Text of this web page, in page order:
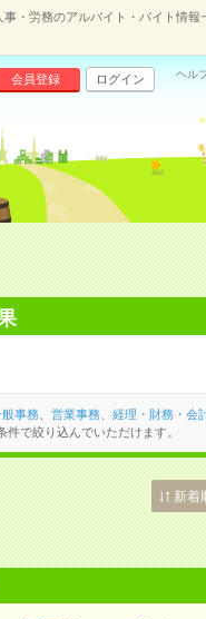
・労務のアルバイト・バイト情報
会員登録 ログイン ヘル
般事務、 営業事務、 経理・財務・会
件で絞り込んでいただけます。
新着